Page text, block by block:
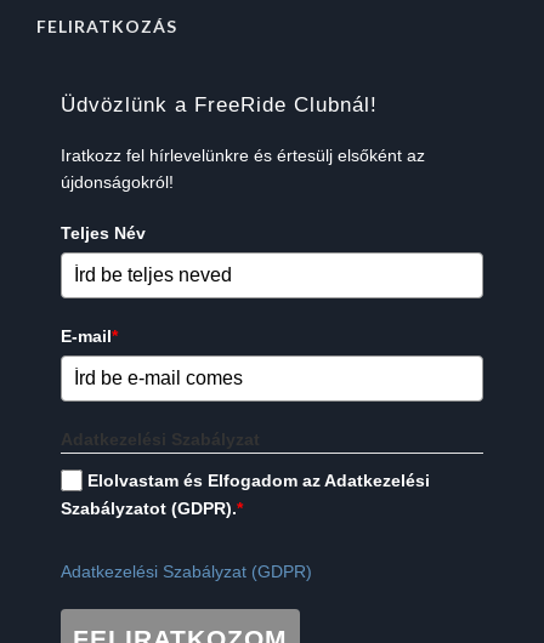
FELIRATKOZÁS
Üdvözlünk a FreeRide Clubnál!
Iratkozz fel hírlevelünkre és értesülj elsőként az
újdonságokról!
Teljes Név
E-mail*
Adatkezelési Szabályzat
Elolvastam és Elfogadom az Adatkezelési
Szabályzatot (GDPR).*
Adatkezelési Szabályzat (GDPR)